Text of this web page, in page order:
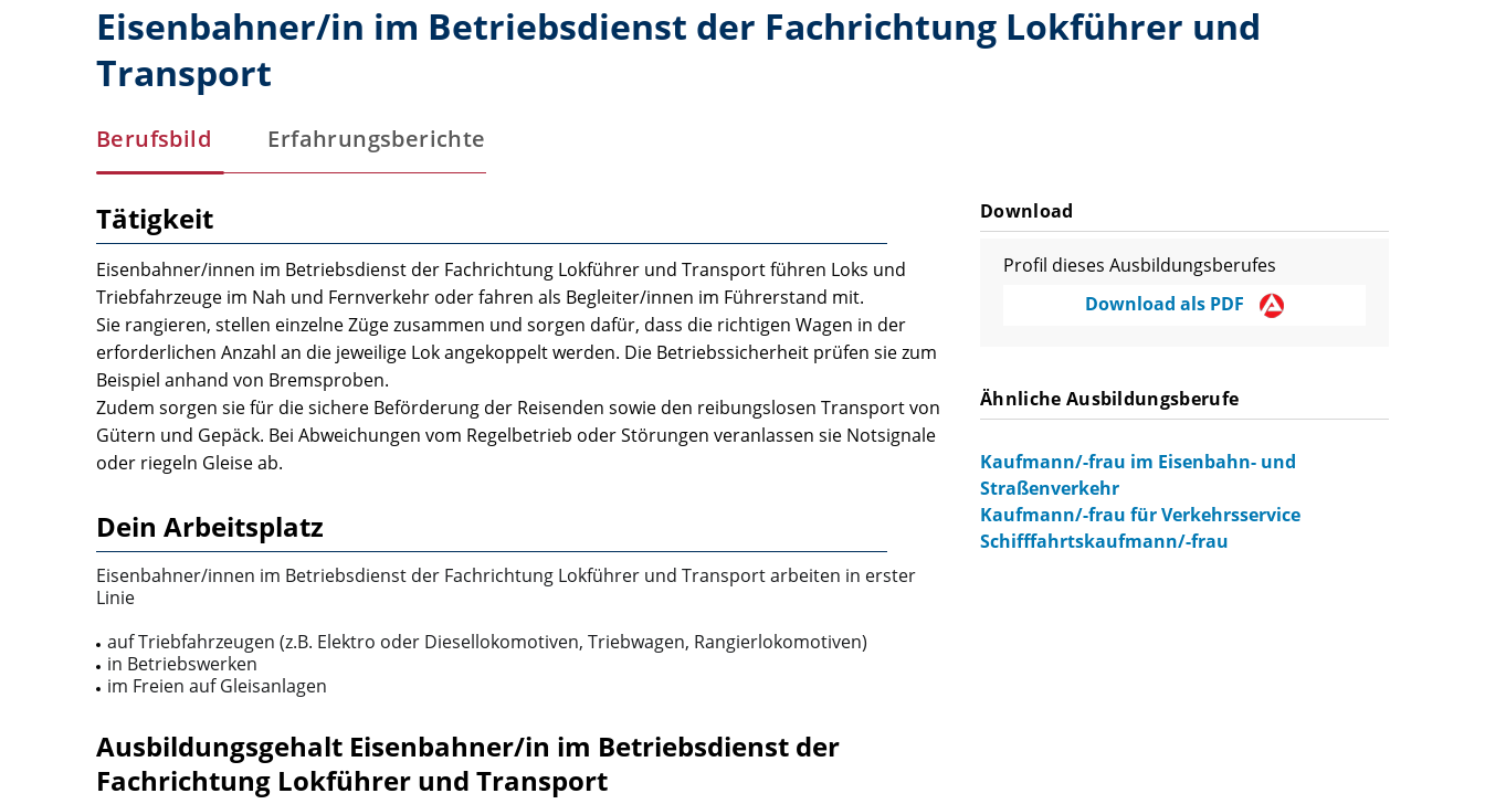
Eisenbahner/in im Betriebsdienst der Fachrichtung Lokführer und
Transport
Berufsbild Erfahrungsberichte
Tätigkeit
Eisenbahner/innen im Betriebsdienst der Fachrichtung Lokführer und Transport führen Loks und
Trieb­fahrzeuge im Nah­ und Fernverkehr oder fahren als Begleiter/innen im Führerstand mit.
Sie rangieren, stellen einzelne Züge zusammen und sorgen dafür, dass die richtigen Wagen in der
erforderlichen An­zahl an die jeweilige Lok angekoppelt werden. Die Betriebssicherheit prüfen sie zum
Beispiel anhand von Bremsproben.
Zudem sorgen sie für die sichere Beförderung der Reisenden sowie den reibungslosen Transport von
Gütern und Gepäck. Bei Abweichungen vom Regelbetrieb oder Störungen veranlassen sie Notsignale
oder riegeln Gleise ab.
Dein Arbeitsplatz
Eisenbahner/innen im Betriebsdienst der Fachrichtung Lokführer und Transport arbeiten in erster
Linie
auf Triebfahrzeugen (z.B. Elektro­ oder Diesellokomotiven, Triebwagen, Rangierlokomotiven)
in Betriebswerken
im Freien auf Gleisanlagen
Ausbildungsgehalt Eisenbahner/in im Betriebsdienst der
Fachrichtung Lokführer und Transport
Download
Profil dieses Ausbildungsberufes
Download als PDF
Ähnliche Ausbildungsberufe
Kaufmann/-frau im Eisenbahn- und
Straßenverkehr
Kaufmann/-frau für Verkehrsservice
Schifffahrtskaufmann/-frau